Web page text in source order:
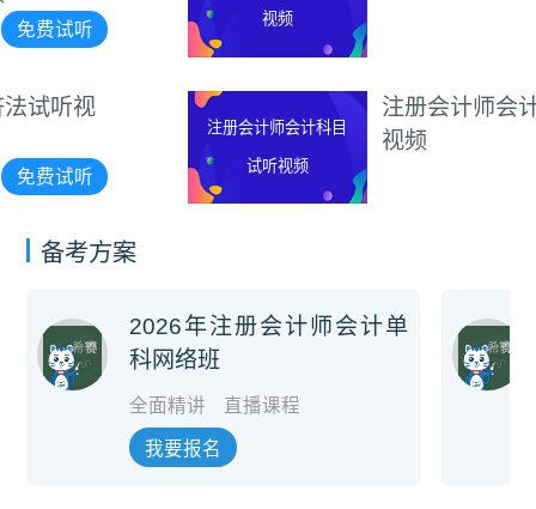
视频
试听视频
注册会计师会计科目试听
视频
备考方案
2026年注册会计师会计单
科网络班
全面精讲 直播课程
我要报名